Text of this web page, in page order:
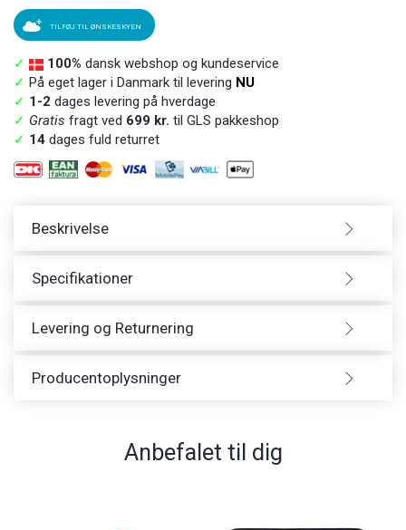
TILFØJ TIL ØNSKESKYEN
✓ 100% dansk webshop og kundeservice
✓ På eget lager i Danmark til levering NU
✓ 1-2 dages levering på hverdage
✓ Gratis fragt ved 699 kr. til GLS pakkeshop
✓ 14 dages fuld returret
Beskrivelse
Specifikationer
Levering og Returnering
Producentoplysninger
Anbefalet til dig